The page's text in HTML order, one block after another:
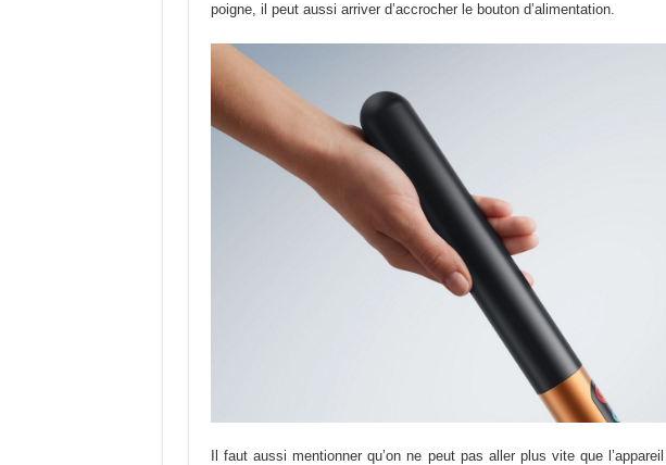
poigne, il peut aussi arriver d’accrocher le bouton d’alimentation.
Il faut aussi mentionner qu’on ne peut pas aller plus vite que